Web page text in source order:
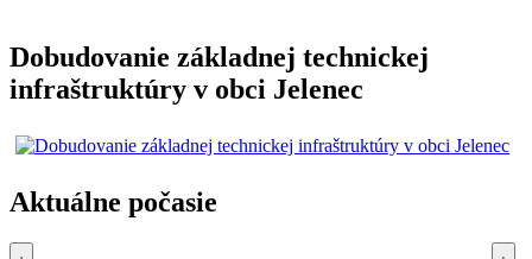
Dobudovanie základnej technickej
infraštruktúry v obci Jelenec
Aktuálne počasie